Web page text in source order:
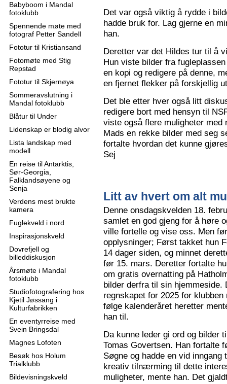
Babyboom i Mandal
fotoklubb
Spennende møte med
fotograf Petter Sandell
Fototur til Kristiansand
Fotomøte med Stig
Repstad
Fototur til Skjernøya
Sommeravslutning i
Mandal fotoklubb
Blåtur til Under
Lidenskap er blodig alvor
Lista landskap med
modell
En reise til Antarktis,
Sør-Georgia,
Falklandsøyene og
Senja
Verdens mest brukte
kamera
Fuglekveld i nord
Inspirasjonskveld
Dovrefjell og
billeddiskusjon
Årsmøte i Mandal
fotoklubb
Studiofotografering hos
Kjetil Jøssang i
Kulturfabrikken
En eventyrreise med
Svein Bringsdal
Magnes Lofoten
Besøk hos Holum
Trialklubb
Bildevisningskveld
Det var også viktig å rydde i
hadde bruk for. Lag gjerne en
han.
Deretter var det Hildes tur til å
Hun viste bilder fra
en kopi og redigere på denne,
en fjernet flekker på forskjellig
Det ble etter hver også litt
redigere bort med hensyn til
viste også flere muligheter
Mads en rekke bilder med seg
fortalte hvordan det kunne
Sej
Litt av hvert om alt
Denne onsdagskvelden 18.
samlet en god gjeng for å høre
ville fortelle og vise oss. Men
opplysninger; Først takket hun
14 dager siden, og minnet
før 15. mars. Deretter fortalte
om gratis overnatting på
bilder derfra til sin hjemmeside.
regnskapet for 2025 for
følge kalenderåret heretter
han til.
Da kunne leder gi ord og bilder
Tomas Govertsen. Han fortalte
Søgne og hadde en vid
kreativ tilnærming til dette
muligheter, mente han. Det